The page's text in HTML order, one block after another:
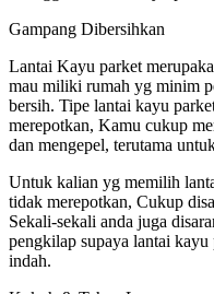
Gampang Dibersihkan
Lantai Kayu parket
mau miliki rumah yg minim
bersih. Tipe lantai kayu
merepotkan, Kamu cukup
dan mengepel, terutama
Untuk kalian yg memilih
tidak merepotkan, Cukup
Sekali-sekali anda juga
pengkilap supaya lantai
indah.